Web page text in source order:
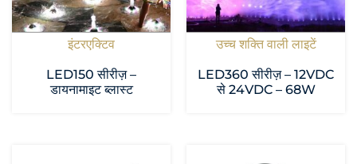
इंटरएक्टिव
LED150 सीरीज़ –
डायनामाइट ब्लास्ट
उच्च शक्ति वाली लाइटें
LED360 सीरीज़ – 12VDC
से 24VDC – 68W